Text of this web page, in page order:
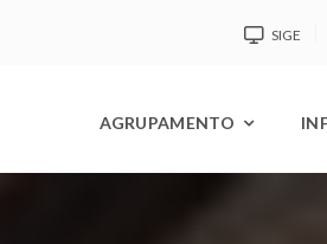
SIGE
AGRUPAMENTO